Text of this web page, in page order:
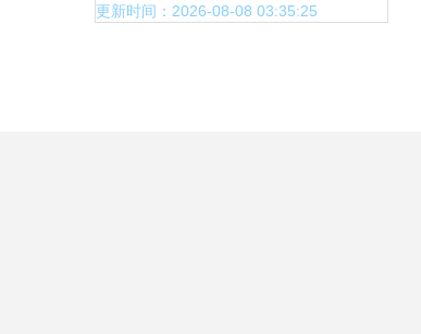
更新时间：2026-08-08 03:35:25